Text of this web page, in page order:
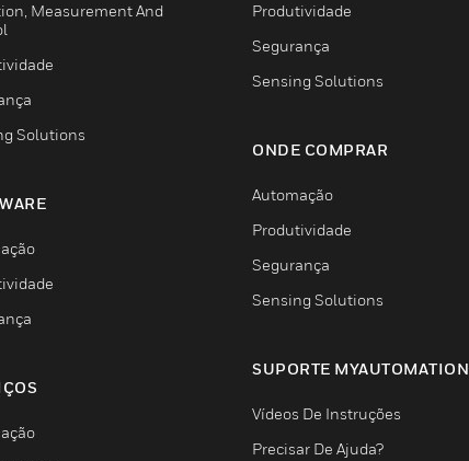
Measurement And
Solutions
Produtividade
Segurança
Sensing Solutions
ONDE COMPRAR
Automação
Produtividade
Segurança
Sensing Solutions
SUPORTE MYAUTOMATION
Vídeos De Instruções
Precisar De Ajuda?